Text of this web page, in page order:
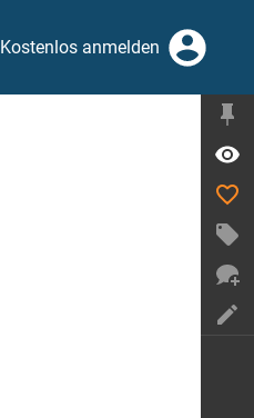
Kostenlos anmelden